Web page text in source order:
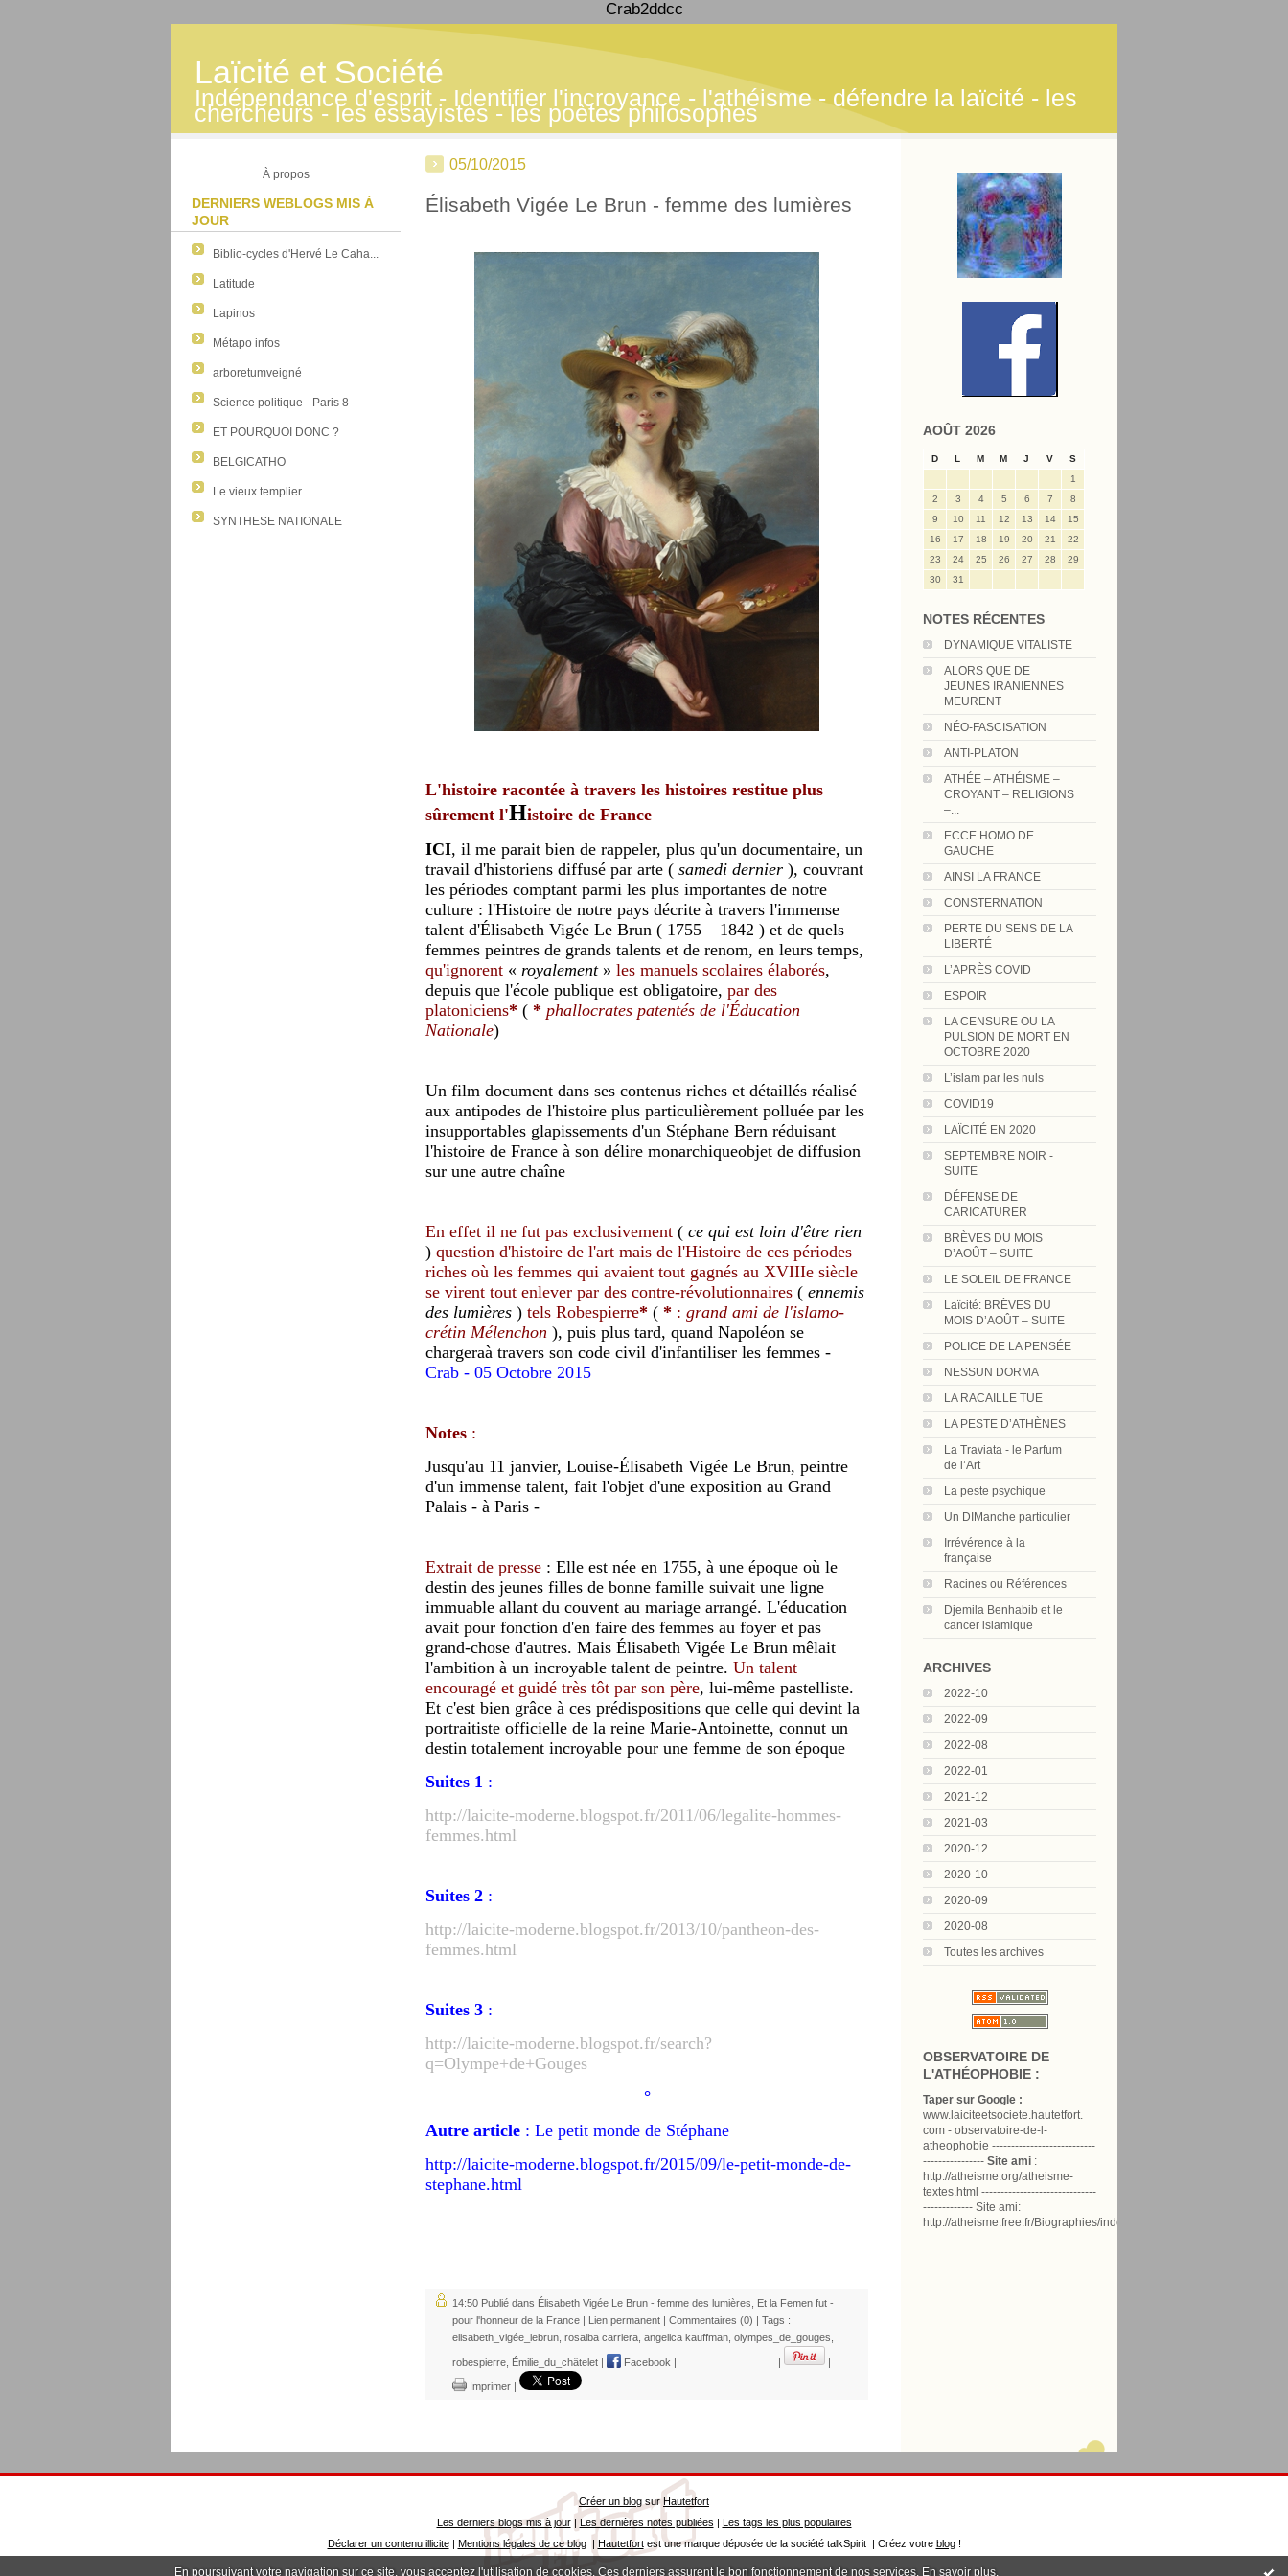
Crab2ddcc
En poursuivant votre navigation sur ce site, vous acceptez l'utilisation de cookies. Ces derniers assurent le bon fonctionnement de nos services. En savoir plus
Laïcité et Société
Indépendance d'esprit - Identifier l'incroyance - l'athéisme - défendre la laïcité - les
chercheurs - les essayistes - les poètes philosophes
À propos
DERNIERS WEBLOGS MIS À
JOUR
Biblio-cycles d'Hervé Le Caha...
Latitude
Lapinos
Métapo infos
arboretumveigné
Science politique - Paris 8
ET POURQUOI DONC ?
BELGICATHO
Le vieux templier
SYNTHESE NATIONALE
AOÛT 2026
D L M M J V
S
1
2
3 4 5 6 7
8
9
10 11 12 13 14
15
16
17 18 19 20 21
22
23
24 25 26 27 28
29
30
31
NOTES RÉCENTES
DYNAMIQUE VITALISTE
ALORS QUE DE
JEUNES IRANIENNES
MEURENT
NÉO-FASCISATION
ANTI-PLATON
ATHÉE – ATHÉISME –
CROYANT – RELIGIONS
–...
ECCE HOMO DE
GAUCHE
AINSI LA FRANCE
CONSTERNATION
PERTE DU SENS DE LA
LIBERTÉ
L’APRÈS COVID
ESPOIR
LA CENSURE OU LA
PULSION DE MORT EN
OCTOBRE 2020
L’islam par les nuls
COVID19
LAÏCITÉ EN 2020
SEPTEMBRE NOIR -
SUITE
DÉFENSE DE
CARICATURER
BRÈVES DU MOIS
D’AOÛT – SUITE
LE SOLEIL DE FRANCE
Laïcité: BRÈVES DU
MOIS D’AOÛT – SUITE
POLICE DE LA PENSÉE
NESSUN DORMA
LA RACAILLE TUE
LA PESTE D’ATHÈNES
La Traviata - le Parfum
de l’Art
La peste psychique
Un DIManche particulier
Irrévérence à la
française
Racines ou Références
Djemila Benhabib et le
cancer islamique
ARCHIVES
2022-10
2022-09
2022-08
2022-01
2021-12
2021-03
2020-12
2020-10
2020-09
2020-08
Toutes les archives
OBSERVATOIRE DE
L'ATHÉOPHOBIE :
Taper sur Google :
www.laiciteetsociete.hautetfort.
com - observatoire-de-l-
atheophobie ---------------------------
---------------- Site ami :
http://atheisme.org/atheisme-
textes.html ------------------------------
------------- Site ami:
http://atheisme.free.fr/Biographies/index.html
05/10/2015
Élisabeth Vigée Le Brun - femme des lumières
L'histoire racontée à travers les histoires restitue plus
sûrement l'Histoire de France
ICI, il me parait bien de rappeler, plus qu'un documentaire, un
travail d'historiens diffusé par arte ( samedi dernier ), couvrant
les périodes comptant parmi les plus importantes de notre
culture : l'Histoire de notre pays décrite à travers l'immense
talent d'Élisabeth Vigée Le Brun ( 1755 – 1842 ) et de quels
femmes peintres de grands talents et de renom, en leurs temps,
qu'ignorent « royalement» les manuels scolaires élaborés,
depuis que l'école publique est obligatoire, par des
platoniciens* ( * phallocrates patentés de l'Éducation
Nationale)
Un film document dans ses contenus riches et détaillés réalisé
aux antipodes de l'histoire plus particulièrement polluée par les
insupportables glapissements d'un Stéphane Bern réduisant
l'histoire de France à son délire monarchiqueobjet de diffusion
sur une autre chaîne
En effet il ne fut pas exclusivement ( ce qui est loin d'être rien
) question d'histoire de l'art mais de l'Histoire de ces périodes
riches où les femmes qui avaient tout gagnés au XVIIIe siècle
se virent tout enlever par des contre-révolutionnaires ( ennemis
des lumières ) tels Robespierre* ( * : grand ami de l'islamo-
crétin Mélenchon ), puis plus tard, quand Napoléon se
chargeraà travers son code civil d'infantiliser les femmes -
Crab - 05 Octobre 2015
Notes :
Jusqu'au 11 janvier, Louise-Élisabeth Vigée Le Brun, peintre
d'un immense talent, fait l'objet d'une exposition au Grand
Palais - à Paris -
Extrait de presse : Elle est née en 1755, à une époque où le
destin des jeunes filles de bonne famille suivait une ligne
immuable allant du couvent au mariage arrangé. L'éducation
avait pour fonction d'en faire des femmes au foyer et pas
grand-chose d'autres. Mais Élisabeth Vigée Le Brun mêlait
l'ambition à un incroyable talent de peintre. Un talent
encouragé et guidé très tôt par son père, lui-même pastelliste.
Et c'est bien grâce à ces prédispositions que celle qui devint la
portraitiste officielle de la reine Marie-Antoinette, connut un
destin totalement incroyable pour une femme de son époque
Suites 1 :
http://laicite-moderne.blogspot.fr/2011/06/legalite-hommes-
femmes.html
Suites 2 :
http://laicite-moderne.blogspot.fr/2013/10/pantheon-des-
femmes.html
Suites 3 :
http://laicite-moderne.blogspot.fr/search?
q=Olympe+de+Gouges
°
Autre article : Le petit monde de Stéphane
http://laicite-moderne.blogspot.fr/2015/09/le-petit-monde-de-
stephane.html
14:50 Publié dans Élisabeth Vigée Le Brun - femme des lumières
Et la Femen fut -
pour l'honneur de la France | Lien permanent | Commentaires (0) | Tags :
elisabeth_vigée_lebrun rosalba carriera angelica kauffman olympes_de_gouges
robespierre Émilie_du_châtelet | Facebook | | |
Imprimer |
Créer un blog surHautetfort
Les derniers blogs mis à jour| Les dernières notes publiées | Les tags les plus populaires
Déclarer un contenu illicite| Mentions légales de ce blog| Hautetfortest une marque déposée de la société talkSpirit | Créez votre blog!